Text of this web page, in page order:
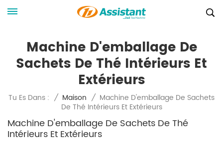
Machine D'emballage De
Sachets De Thé Intérieurs Et
Extérieurs
Tu Es Dans : / Maison / Machine D'emballage De Sachets
De Thé Intérieurs Et Extérieurs
Machine D'emballage De Sachets De Thé
Intérieurs Et Extérieurs